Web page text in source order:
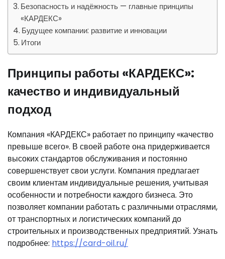
Безопасность и надёжность — главные принципы
«КАРДЕКС»
Будущее компании: развитие и инновации
Итоги
Принципы работы «КАРДЕКС»:
качество и индивидуальный
подход
Компания «КАРДЕКС» работает по принципу «качество
превыше всего». В своей работе она придерживается
высоких стандартов обслуживания и постоянно
совершенствует свои услуги. Компания предлагает
своим клиентам индивидуальные решения, учитывая
особенности и потребности каждого бизнеса. Это
позволяет компании работать с различными отраслями,
от транспортных и логистических компаний до
строительных и производственных предприятий. Узнать
подробнее: https://card-oil.ru/